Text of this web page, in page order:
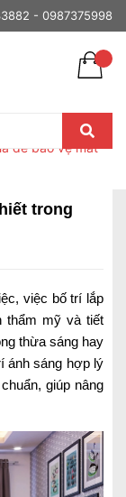
- 0987375998
để bảo vệ mắt
trong
việc bố trí lắp
thẩm mỹ và tiết
thừa sáng hay
ánh sáng hợp lý
giúp nâng